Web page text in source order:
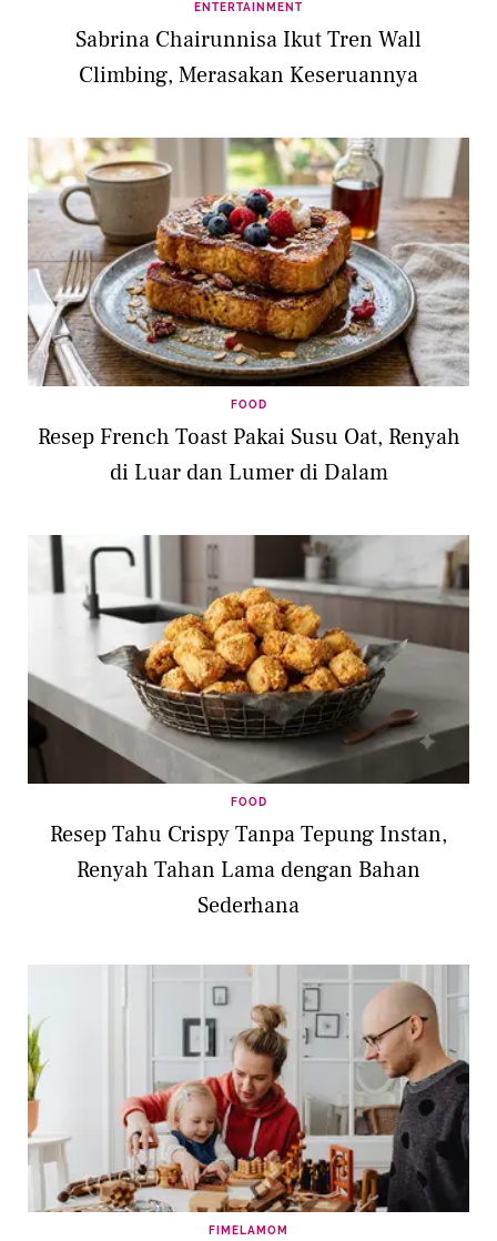
ENTERTAINMENT
Sabrina Chairunnisa Ikut Tren Wall
Climbing, Merasakan Keseruannya
FOOD
Resep French Toast Pakai Susu Oat, Renyah
di Luar dan Lumer di Dalam
FOOD
Resep Tahu Crispy Tanpa Tepung Instan,
Renyah Tahan Lama dengan Bahan
Sederhana
FIMELAMOM